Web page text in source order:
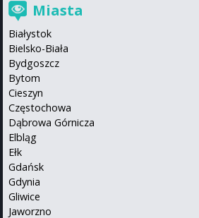
Miasta
Białystok
Bielsko-Biała
Bydgoszcz
Bytom
Cieszyn
Częstochowa
Dąbrowa Górnicza
Elbląg
Ełk
Gdańsk
Gdynia
Gliwice
Jaworzno